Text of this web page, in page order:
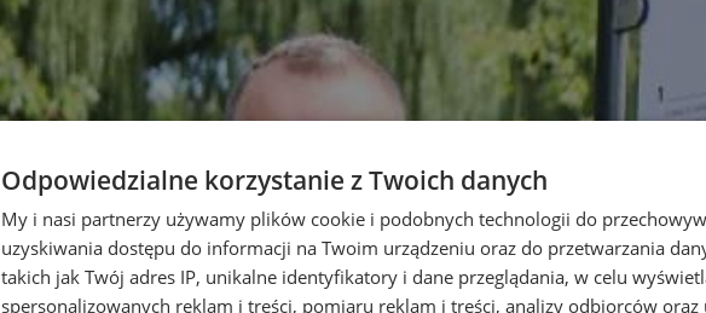
Odpowiedzialne korzystanie z Twoich danych
My i nasi partnerzy używamy plików cookie i podobnych technologii do
uzyskiwania dostępu do informacji na Twoim urządzeniu oraz do przetwarzania
takich jak Twój adres IP, unikalne identyfikatory i dane przeglądania, w celu
spersonalizowanych reklam i treści, pomiaru reklam i treści, analizy odbiorców oraz